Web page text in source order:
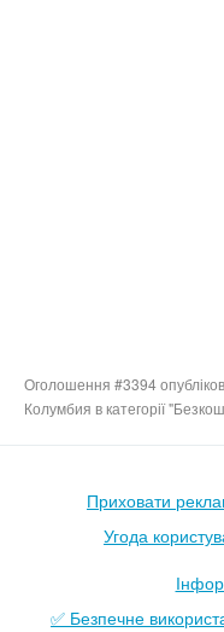
Оголошення #3394
Колумбия в категорії
Приховати
Угода
✅ Безпечне